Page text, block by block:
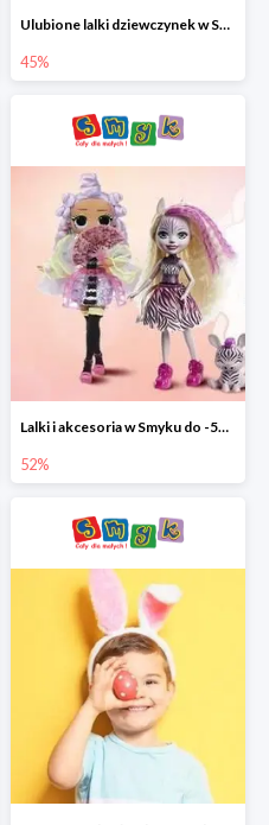
Ulubione lalki dziewczynek w Smyku do -45%
45%
Lalki i akcesoria w Smyku do -52%
52%